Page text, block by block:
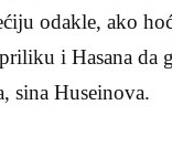
odakle, ako
i Hasana da
sina Huseinova.